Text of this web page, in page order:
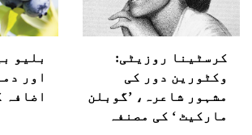
کرسٹینا روزیٹی:
وکٹورین دور کی
مشہور شاعرہ، ’گوبلن
مارکیٹ ‘ کی مصنفہ
بلیو
اور
اضافہ